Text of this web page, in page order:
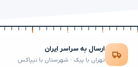
ارسال به سراسر ایران
تهران با پیک · شهرستان با تیپاکس